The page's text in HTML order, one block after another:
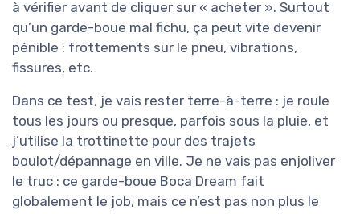
à vérifier avant de cliquer sur « acheter ». Surtout
qu’un garde-boue mal fichu, ça peut vite devenir
pénible : frottements sur le pneu, vibrations,
fissures, etc.
Dans ce test, je vais rester terre-à-terre : je roule
tous les jours ou presque, parfois sous la pluie, et
j’utilise la trottinette pour des trajets
boulot/dépannage en ville. Je ne vais pas enjoliver
le truc : ce garde-boue Boca Dream fait
globalement le job, mais ce n’est pas non plus le